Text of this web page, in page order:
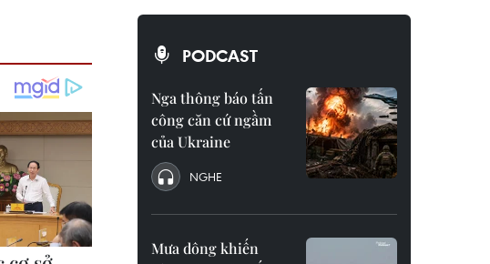
PODCAST
Nga thông báo tấn
công căn cứ ngầm
của Ukraine
NGHE
Mưa dông khiến